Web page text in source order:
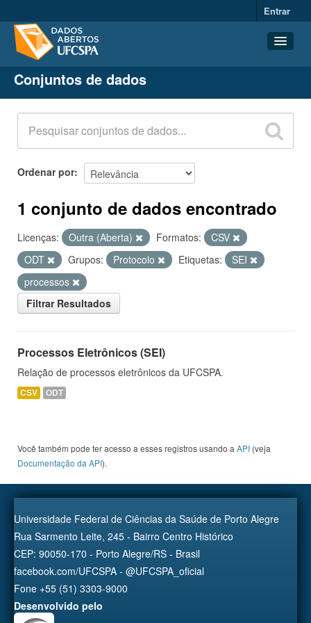
Entrar
Conjuntos de dados
Organizações
Grupos
Sobre
Conjuntos de dados
Ordenar por
1 conjunto de dados encontrado
Licenças: Outra (Aberta) Formatos:
CSV
ODT
Grupos: Protocolo Etiquetas:
SEI
processos
Filtrar Resultados
Processos Eletrônicos (SEI)
Relação de processos eletrônicos da UFCSPA.
CSV ODT
Você também pode ter acesso a esses registros usando a API (veja
Documentação da API).
Universidade Federal de Ciências da Saúde de Porto Alegre
Rua Sarmento Leite, 245 - Bairro Centro Histórico
CEP: 90050-170 - Porto Alegre/RS - Brasil
facebook.com/UFCSPA - @UFCSPA_oficial
Fone +55 (51) 3303-9000
Desenvolvido pelo